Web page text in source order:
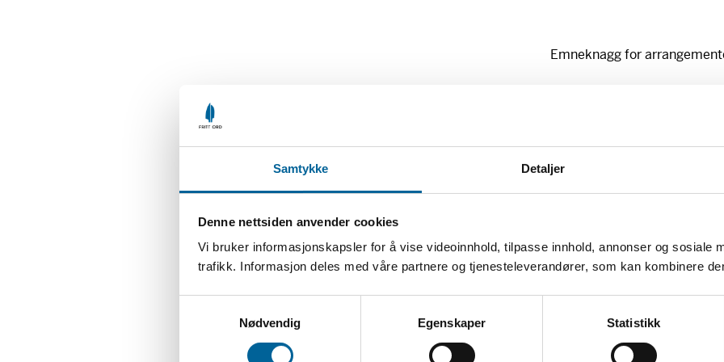
Samtykke Detaljer
Denne nettsiden anvender cookies
Vi bruker informasjonskapsler for å vise videoinnhold, tilpasse innhold, annonser og sosiale
trafikk. Informasjon deles med våre partnere og tjenesteleverandører, som kan kombinere
Nødvendig Egenskaper Statistikk
Emneknagg for
Abonner på Fritt
Motta nyheter om
invitasjoner til våre